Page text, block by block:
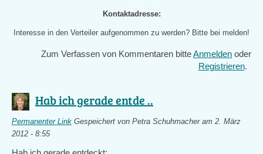
Kontaktadresse:
Interesse in den Verteiler aufgenommen zu werden? Bitte bei melden!
Zum Verfassen von Kommentaren bitteAnmelden oder
Registrieren.
Hab ich gerade entde ..
Permanenter Link Gespeichert von Petra Schuhmacheram 2. März
2012 - 8:55